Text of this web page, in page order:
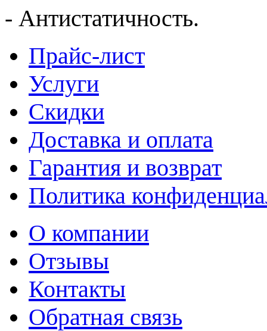
- Антистатичность.
Прайс-лист
Услуги
Скидки
Доставка и оплата
Гарантия и возврат
Политика
О компании
Отзывы
Контакты
Обратная связь